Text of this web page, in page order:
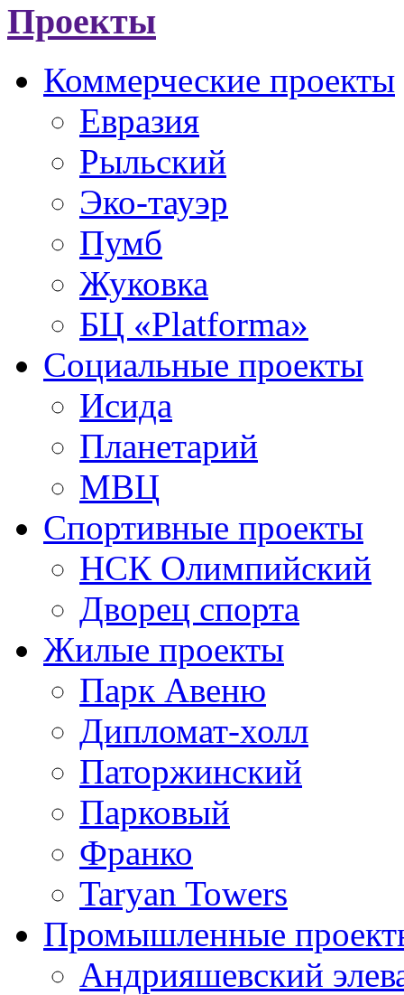
Проекты
Коммерческие проекты
Евразия
Рыльский
Эко-тауэр
Пумб
Жуковка
БЦ «Platforma»
Социальные проекты
Исида
Планетарий
МВЦ
Спортивные проекты
НСК Олимпийский
Дворец спорта
Жилые проекты
Парк Авеню
Дипломат-холл
Паторжинский
Парковый
Франко
Taryan Towers
Промышленные
Андрияшевский